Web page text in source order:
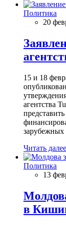
Политика
20
15 и 18
агентства
зарубежных
Читать далее
Политика
13
в